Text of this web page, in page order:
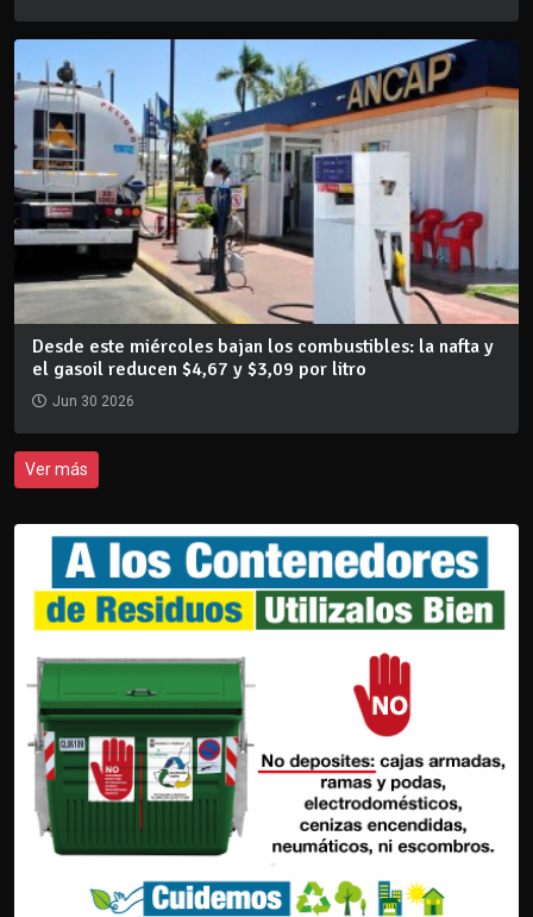
Desde este miércoles bajan los combustibles: la nafta y
el gasoil reducen $4,67 y $3,09 por litro
Jun 30 2026
Ver más